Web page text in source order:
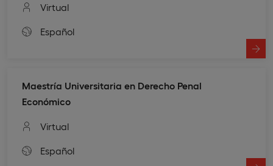
Virtual
Español
Maestría Universitaria en Derecho Penal
Económico
Virtual
Español